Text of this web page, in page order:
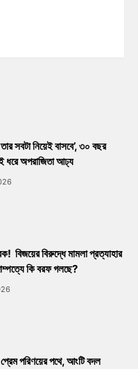
সবটা নিয়েই বাসবে’, ৩০ বছর
ধরে অপরাজিতা আঢ্য
বিজয়ের বিরুদ্ধে মামলা প্রত্যাহার
কি বরফ গলছে?
পরিণয়ের পথে, আংটি বদল